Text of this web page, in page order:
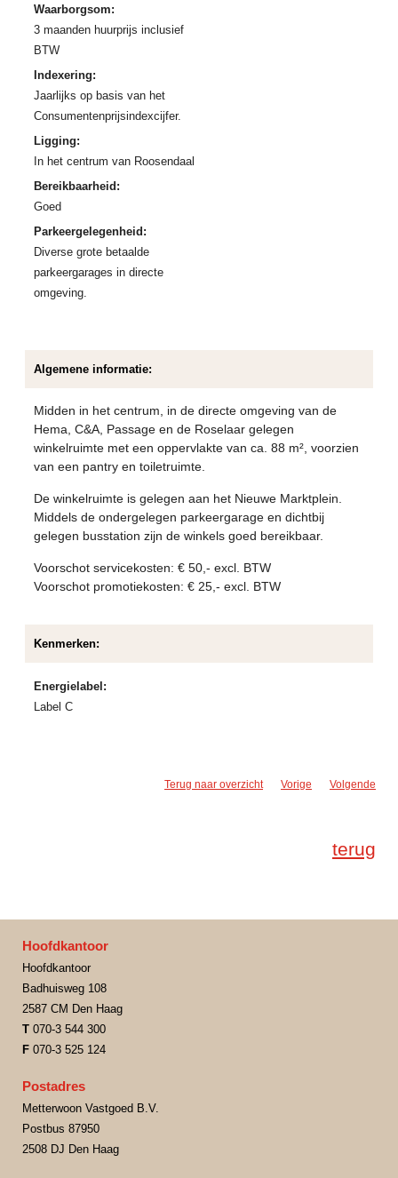
Waarborgsom:
3 maanden huurprijs inclusief
BTW
Indexering:
Jaarlijks op basis van het
Consumentenprijsindexcijfer.
Ligging:
In het centrum van Roosendaal
Bereikbaarheid:
Goed
Parkeergelegenheid:
Diverse grote betaalde
parkeergarages in directe
omgeving.
Algemene informatie:
Midden in het centrum, in de directe omgeving van de
Hema, C&A, Passage en de Roselaar gelegen
winkelruimte met een oppervlakte van ca. 88 m², voorzien
van een pantry en toiletruimte.
De winkelruimte is gelegen aan het Nieuwe Marktplein.
Middels de ondergelegen parkeergarage en dichtbij
gelegen busstation zijn de winkels goed bereikbaar.
Voorschot servicekosten: € 50,- excl. BTW
Voorschot promotiekosten: € 25,- excl. BTW
Kenmerken:
Energielabel:
Label C
Terug naar overzicht Vorige Volgende
terug
Hoofdkantoor
Hoofdkantoor
Badhuisweg 108
2587 CM Den Haag
T 070-3 544 300
F 070-3 525 124
Postadres
Metterwoon Vastgoed B.V.
Postbus 87950
2508 DJ Den Haag